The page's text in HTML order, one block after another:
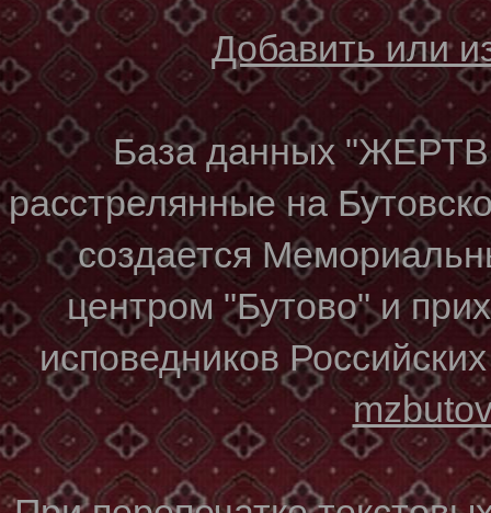
Добавить или
База данных
расстрелянные на
создается
центром "Бутово" и
исповедников